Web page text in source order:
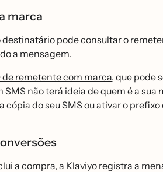
marca
pode consultar o
a mensagem.
de remetente com marca, que pode
não terá ideia de quem é a
cópia do seu SMS ou ativar o
a compra, a Klaviyo registra a